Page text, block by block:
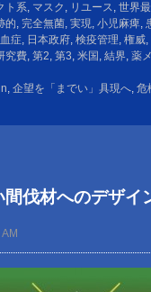
ト系, マスク , リユース, 世界
的, 完全無菌, 実現, 小児麻痺,
症, 日本政府, 検疫管理, 権威,
究費, 第2, 第3, 米国 , 結界, 薬
, 企望を「までい」具現へ, 危
間伐材へのデザイ